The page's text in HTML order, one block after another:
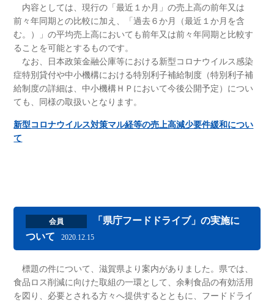
内容としては、現行の「最近１か月」の売上高の前年又は
前々年同期との比較に加え、「過去６か月（最近１か月を含
む。）」の平均売上高においても前年又は前々年同期と比較す
ることを可能とするものです。
なお、日本政策金融公庫等における新型コロナウイルス感染
症特別貸付や中小機構における特別利子補給制度（特別利子補
給制度の詳細は、中小機構ＨＰにおいて今後公開予定）につい
ても、同様の取扱いとなります。
新型コロナウイルス対策マル経等の売上高減少要件緩和につい
て
会員
「県庁フードドライブ」の実施に
ついて
2020.12.15
標題の件について、滋賀県より案内がありました。県では、
食品ロス削減に向けた取組の一環として、余剰食品の有効活用
を図り、必要とされる方々へ提供するとともに、フードドライ